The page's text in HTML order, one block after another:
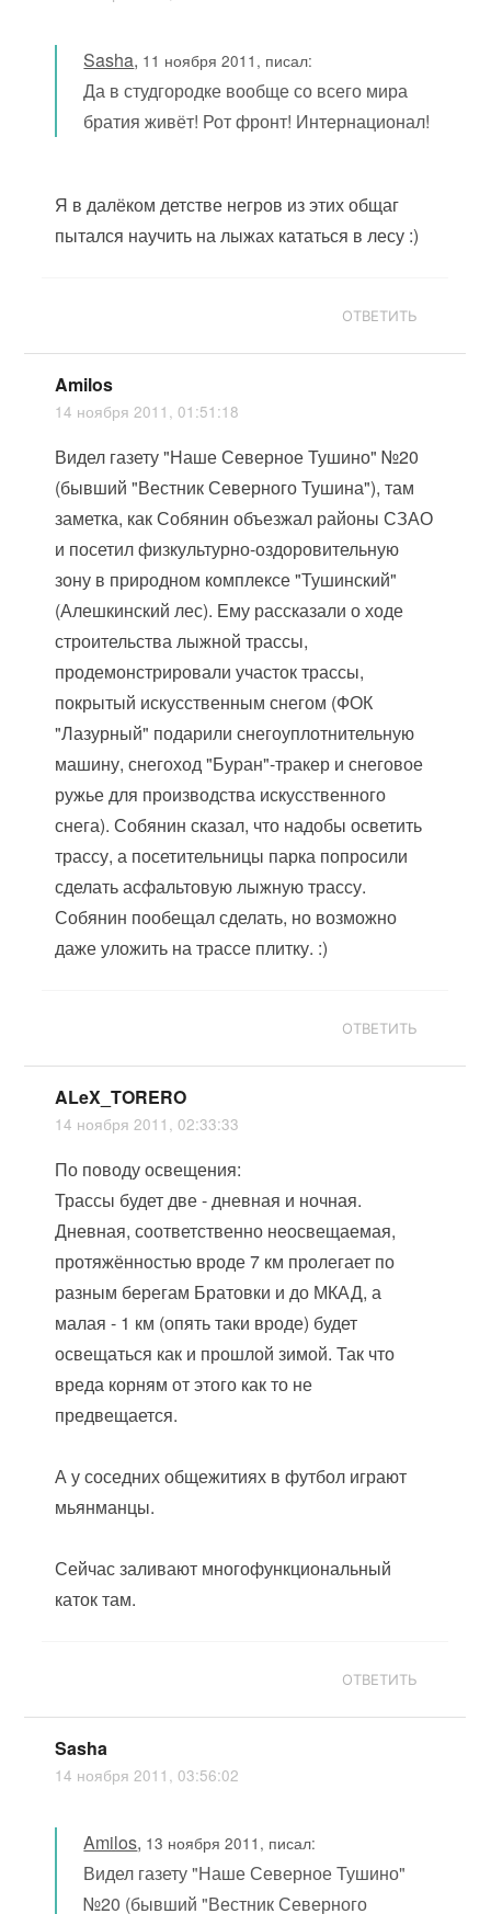
Sasha, 11 ноября 2011, писал:
Да в студгородке вообще со всего мира
братия живёт! Рот фронт! Интернационал!
Я в далёком детстве негров из этих общаг
пытался научить на лыжах кататься в лесу :)
ОТВЕТИТЬ
Amilos
14 ноября 2011, 01:51:18
Видел газету "Наше Северное Тушино" №20
(бывший "Вестник Северного Тушина"), там
заметка, как Собянин объезжал районы СЗАО
и посетил физкультурно-оздоровительную
зону в природном комплексе "Тушинский"
(Алешкинский лес). Ему рассказали о ходе
строительства лыжной трассы,
продемонстрировали участок трассы,
покрытый искусственным снегом (ФОК
"Лазурный" подарили снегоуплотнительную
машину, снегоход "Буран"-тракер и снеговое
ружье для производства искусственного
снега). Собянин сказал, что надобы осветить
трассу, а посетительницы парка попросили
сделать асфальтовую лыжную трассу.
Собянин пообещал сделать, но возможно
даже уложить на трассе плитку. :)
ОТВЕТИТЬ
ALeX_TORERO
14 ноября 2011, 02:33:33
По поводу освещения:
Трассы будет две - дневная и ночная.
Дневная, соответственно неосвещаемая,
протяжённостью вроде 7 км пролегает по
разным берегам Братовки и до МКАД, а
малая - 1 км (опять таки вроде) будет
освещаться как и прошлой зимой. Так что
вреда корням от этого как то не
предвещается.
А у соседних общежитиях в футбол играют
мьянманцы.
Сейчас заливают многофункциональный
каток там.
ОТВЕТИТЬ
Sasha
14 ноября 2011, 03:56:02
Amilos, 13 ноября 2011, писал:
Видел газету "Наше Северное Тушино"
№20 (бывший "Вестник Северного